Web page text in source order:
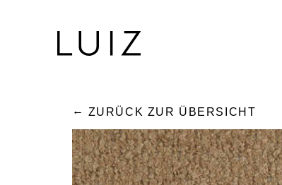
ZURÜCK ZUR ÜBERSICHT